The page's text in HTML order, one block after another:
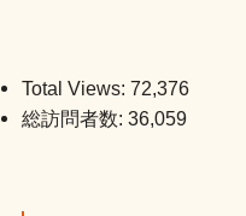
Total Views: 72,376
総訪問者数: 36,059